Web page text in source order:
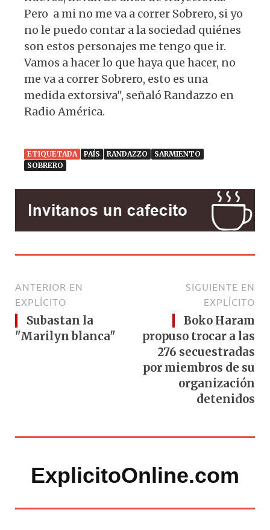
Pero a mi no me va a correr Sobrero, si yo
no le puedo contar a la sociedad quiénes
son estos personajes me tengo que ir.
Vamos a hacer lo que haya que hacer, no
me va a correr Sobrero, esto es una
medida extorsiva", señaló Randazzo en
Radio América.
ETIQUETADA PAÍS RANDAZZO
SARMIENTO
SOBRERO
ANTERIOR EN
EXPLÍCITO
Subastan la
"Marilyn blanca"
SIGUIENTE EN
EXPLÍCITO
Boko Haram
propuso trocar a las
276 secuestradas
por miembros de su
organización
detenidos
ExplicitoOnline.com